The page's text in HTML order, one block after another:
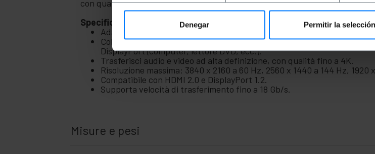
Denegar Permitir la selección
con qualità fino a 4K.
Specifiche
Adattatore video digitale da DisplayPort maschio a HDMI femmina.
Collega facilmente un televisore HD, un monitor o un proiettore
DisplayPort (computer, lettore DVD, ecc.).
Trasferisci audio e video ad alta definizione, con qualità fino a 4K.
Risoluzione massima: 3840 x 2160 a 60 Hz, 2560 x 1440 a 144 Hz, 1920
Compatibile con HDMI 2.0 e DisplayPort 1.2.
Supporta velocità di trasferimento fino a 18 Gb/s.
Misure e pesi